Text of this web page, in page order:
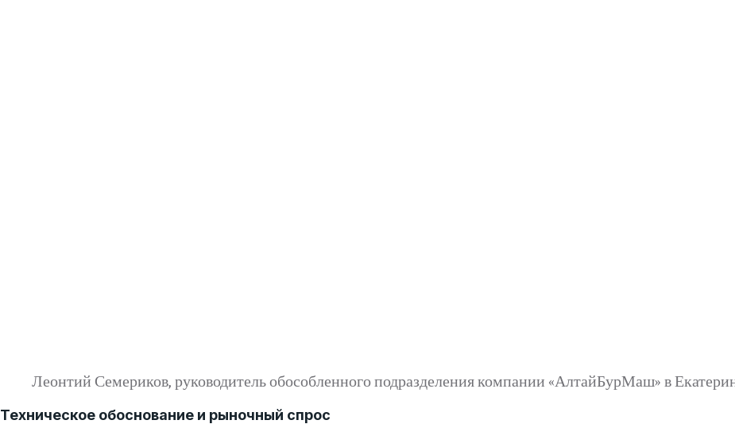
Леонтий Семериков, руководитель обособленного подразделения компании «АлтайБурМаш» в
Техническое обоснование и рыночный спрос